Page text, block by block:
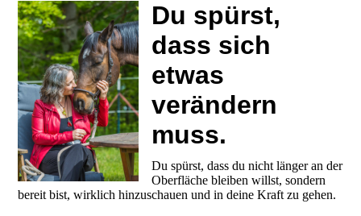
Du spürst,
dass sich
etwas
verändern
muss.
Du spürst, dass du nicht länger an der
Oberfläche bleiben willst, sondern
bereit bist, wirklich hinzuschauen und in deine Kraft zu gehen.